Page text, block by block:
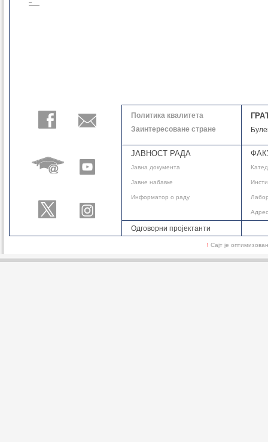
Политика квалитета
Заинтересоване стране
ЈАВНОСТ РАДА
Јавнa документа
Јавне набавке
Информатор о раду
Одговорни пројектанти
! Сајт је